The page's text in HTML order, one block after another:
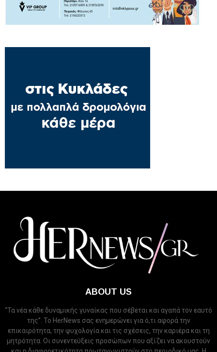
ABOUT US
“Τα νέα κάθε δυναμικής γυναίκας που σέβεται και αγαπά τον εαυτό
της”. Το HerNews σας ενημερώνει για ό,τι αφορά την
επικαιρότητα, την ψυχολογία και τις σχέσεις, την καριέρα και τη
μητρότητα. Οι συνεντεύξεις προσώπων που αξίζει να ακουστούν